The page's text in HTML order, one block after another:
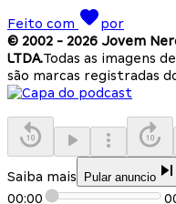
Feito com
por
© 2002 - 2026 Jovem
LTDA.Todas as imagens
são marcas registradas
Saiba mais Pular anuncio
00:00